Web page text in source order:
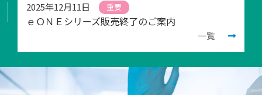
2025年12月11日 重要
ｅＯＮＥシリーズ販売終了のご案内
一覧